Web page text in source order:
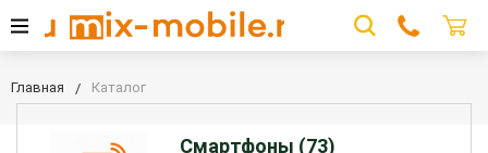
Главная Каталог
Смартфоны (73)